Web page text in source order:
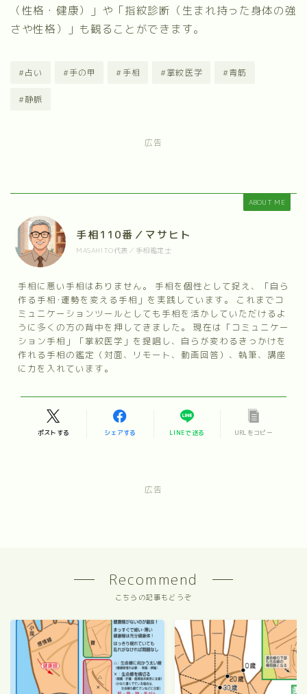
（性格・健康）」 や 「指紋診断（生まれ持った身体の強
さや性格）」 も観ることができます。
#占い #手の甲 #手相 #掌紋医学 #青筋
#静脈
広告
ABOUT ME
手相110番／マサヒト
MASAHITO代表／手相鑑定士
手相に悪い手相はありません。 手相を個性として捉え、「自ら
作る手相･運勢を変える手相」を実践しています。 これまでコ
ミュニケーションツールとしても手相を活かしていただけるよ
うに多くの方の背中を押してきました。 現在は「コミュニケー
ション手相」「掌紋医学」を提唱し、自らが変わるきっかけを
作れる手相の鑑定（対面、リモート、動画回答）、執筆、講座
に力を入れています。
ポストする シェアする LINEで送る URLをコピー
広告
Recommend
こちらの記事もどうぞ